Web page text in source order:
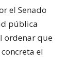
el Senado
pública
ordenar que
el